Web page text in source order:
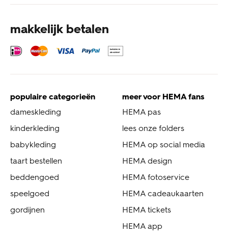
makkelijk betalen
populaire categorieën
dameskleding
kinderkleding
babykleding
taart bestellen
beddengoed
speelgoed
gordijnen
meer voor HEMA fans
HEMA pas
lees onze folders
HEMA op social media
HEMA design
HEMA fotoservice
HEMA cadeaukaarten
HEMA tickets
HEMA app